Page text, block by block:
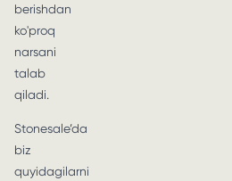
berishdan
ko'proq
narsani
talab
qiladi.
Stonesale’da
biz
quyidagilarni